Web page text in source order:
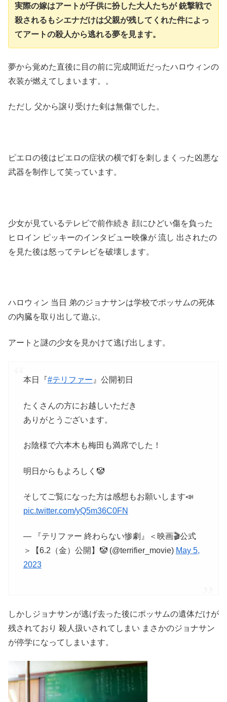
実際の嫁はアートが子供に扮した大人たちが 銃撃戦で
殺されるもシエナだけは父親が残してくれた件によっ
てアートの殺人から逃れる夢を見ます。
夢から覚めた直後に目の前に完成間近だったハロウィンの
衣装が燃えてしまいます。。
ただし 父から譲り受けた剣は無傷でした。
ピエロの後はピエロの症状の横で釘を刺しまくった凶悪な
武器を制作して笑っています。
少女が見ているテレビで前作続き 顔にひどい傷を負った
ヒロイン ピッキーのインタビュー映像が 流し 出されたの
を見た後は怒ってテレビを破壊します。
ハロウィン 当日 弟のジョナサンは学校でポッサムの死体
の内臓を取り出して遊ぶ。
アートと謎の少女を見かけて逃げ出します。
本日『 #テリファー』公開初日
たくさんの方にお越しいただき
ありがとうございます。
お陰様で六本木も梅田も満席でした！
明日からもよろしく🤡
そしてご覧になった方は感想もお願いします📣
pic.twitter.com/yQ5m36C0FN
— 『テリファー 終わらない惨劇』＜映画🎬公式
＞【6.2（金）公開】🤡 (@terrifier_movie) May 5,
2023
しかしジョナサンが逃げ去った後にポッサムの遺体だけが
残されており 殺人扱いされてしまい まさかのジョナサン
が停学になってしまいます。